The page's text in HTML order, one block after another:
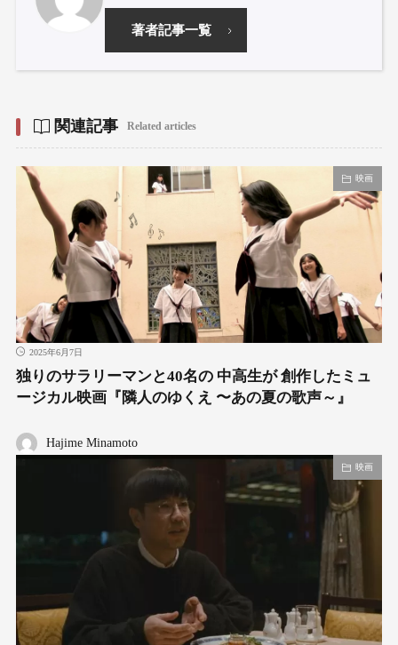
著者記事一覧
関連記事 Related articles
映画
2025年6月7日
独りのサラリーマンと40名の 中⾼⽣が 創作したミュ
ージカル映画『隣人のゆくえ 〜あの夏の歌声～』
Hajime Minamoto
映画